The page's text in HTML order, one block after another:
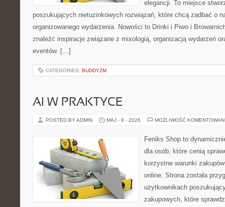
elegancji. To miejsce
poszukujących nietuzinkowych rozwiązań, które chcą zadbać o
organizowanego wydarzenia. Nowości to Drinki i Piwo i
znaleźć inspiracje związane z mixologią, organizacją wydarzeń
eventów. […]
CATEGORIES: BUDDYZM
AI W PRAKTYCE
POSTED BY ADMIN MAJ - 8 - 2026 MOŻLIWOŚĆ
Feniks Shop to
dla osób, które cenią
korzystne warunki
online. Strona została
użytkownikach
zakupowych, które